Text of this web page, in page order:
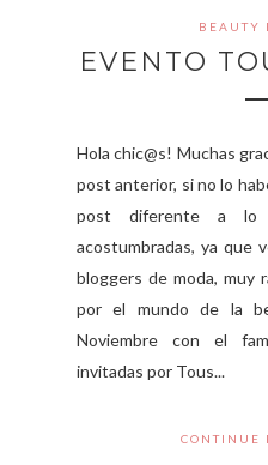
BEAUTY
EVENTO
Hola chic@s! Muchas
post anterior, si no lo
post diferente a
acostumbradas, ya que
bloggers de moda, muy
por el mundo de la
Noviembre con el
invitadas por Tous...
CONTINUE